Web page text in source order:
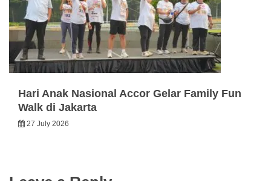
Hari Anak Nasional Accor Gelar Family Fun
Walk di Jakarta
27 July 2026